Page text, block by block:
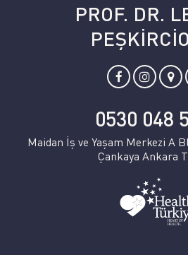
PROF. DR.
0530 048
Maidan İş ve Yaşam Merkezi A
Çankaya Ankara